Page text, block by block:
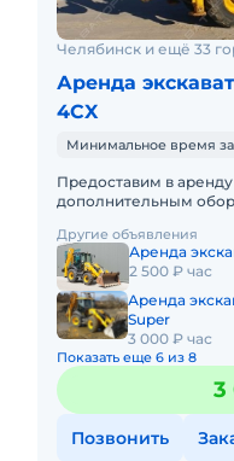
Челябинск и ещё 33
Аренда
4CX
Минимальное время
Предоставим в аренду
дополнительным
спецтехники - половина
Другие объявления
Аренда
2 500 ₽ час
Аренда
Super
3 000 ₽ час
Показать еще 6 из 8
3
Позвонить